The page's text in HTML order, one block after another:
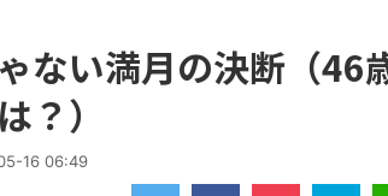
ない満月の決断（46
？）
16 06:49